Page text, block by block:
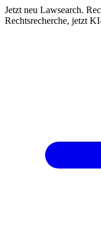
Jetzt neu Lawsearch.
Rechtsrecherche, jetzt